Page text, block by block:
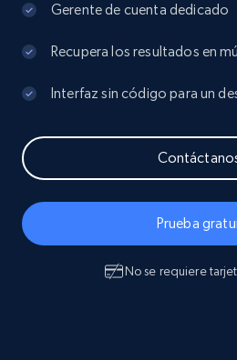
Gerente de cuenta dedicado
Recupera los resultados en
Interfaz sin código para un
Prueba
No se requiere